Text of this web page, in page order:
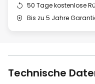
50 Tage kostenlose
Bis zu 5 Jahre
Technische